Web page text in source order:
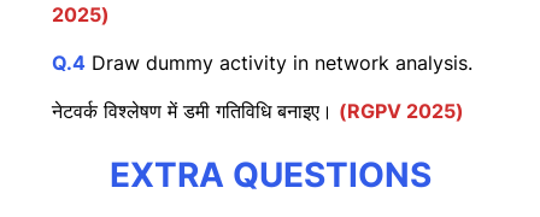
2025)
Q.4 Draw dummy activity in network analysis.
नेटवर्क विश्लेषण में डमी गतिविधि बनाइए। (RGPV 2025)
EXTRA QUESTIONS